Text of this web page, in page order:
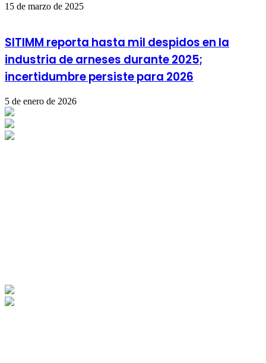
15 de marzo de 2025
SITIMM reporta hasta mil despidos en la
industria de arneses durante 2025;
incertidumbre persiste para 2026
5 de enero de 2026